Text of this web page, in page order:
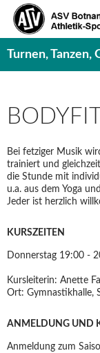
Turnen, Tanzen,
Bei fetziger Musik
trainiert und
die Stunde mit
u.a. aus dem Yoga
Jeder ist herzlich
KURSZEITEN
Donnerstag 19:00 -
Kursleiterin: Anette
Ort: Gymnastikhalle,
ANMELDUNG UND
Anmeldung zum